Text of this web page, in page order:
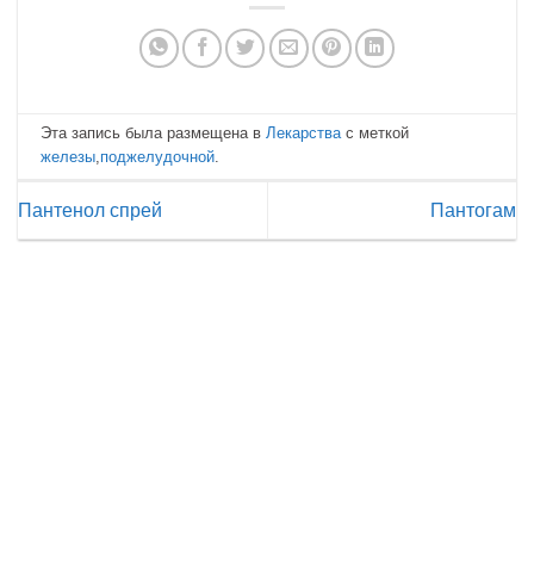
Эта запись была размещена вЛекарствас меткой
железы,поджелудочной.
Пантенол спрей Пантогам